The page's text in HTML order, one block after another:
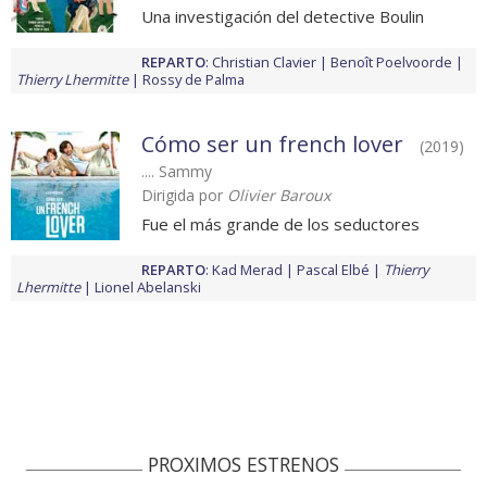
Una investigación del detective Boulin
REPARTO: Christian Clavier
Benoît Poelvoorde
Thierry Lhermitte
Rossy de Palma
Cómo ser un french lover
(2019)
.... Sammy
Dirigida por Olivier Baroux
Fue el más grande de los seductores
REPARTO: Kad Merad Pascal Elbé
Thierry
Lhermitte
Lionel Abelanski
PROXIMOS ESTRENOS